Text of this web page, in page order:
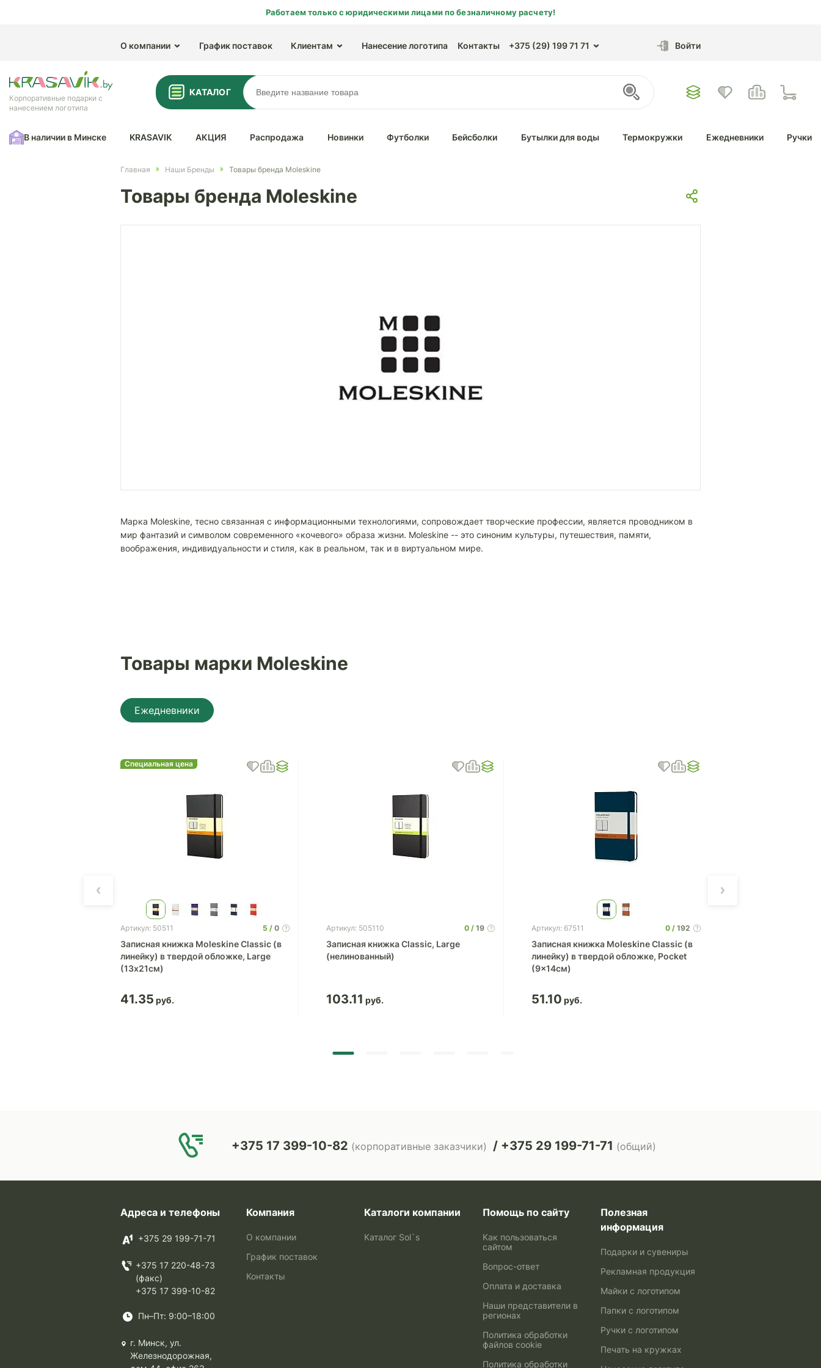
Работаем только с юридическими лицами по безналичному расчету!
О компании График поставок Клиентам Нанесение логотипа Контакты +375 (29) 199 71 71 Войти
Корпоративные подарки с
нанесением логотипа
КАТАЛОГ
В наличии в Минске KRASAVIK АКЦИЯ Распродажа Новинки Футболки Бейсболки Бутылки для воды Термокружки Ежедневники Ручки
Главная Наши Бренды Товары бренда Moleskine
Товары бренда Moleskine
Марка Moleskine, тесно связанная с информационными технологиями, сопровождает творческие профессии, является проводником в
мир фантазий и символом современного «кочевого» образа жизни. Moleskine -- это синоним культуры, путешествия, памяти,
воображения, индивидуальности и стиля, как в реальном, так и в виртуальном мире.
Товары марки Moleskine
Ежедневники
Специальная цена
Артикул: 50511 5 0
Записная книжка Moleskine Classic (в
линейку) в твердой обложке, Large
(13х21см)
41.35
Артикул: 505110 0 19
Записная книжка Classic, Large
(нелинованный)
103.11
Артикул: 67511 0 192
Записная книжка Moleskine Classic (в
линейку) в твердой обложке, Pocket
(9x14см)
51.10
+375 17 399-10-82 (корпоративные заказчики) +375 29 199-71-71 (общий)
Адреса и телефоны
+375 29 199-71-71
+375 17 220-48-73
(факс)
+375 17 399-10-82
Пн–Пт: 9:00–18:00
г. Минск, ул.
Железнодорожная,
Компания
О компании
График поставок
Контакты
Каталоги компании
Каталог Sol`s
Помощь по сайту
Как пользоваться
сайтом
Вопрос-ответ
Оплата и доставка
Наши представители в
регионах
Политика обработки
файлов cookie
Политика обработки
Полезная
информация
Подарки и сувениры
Рекламная продукция
Майки с логотипом
Папки с логотипом
Ручки с логотипом
Печать на кружках